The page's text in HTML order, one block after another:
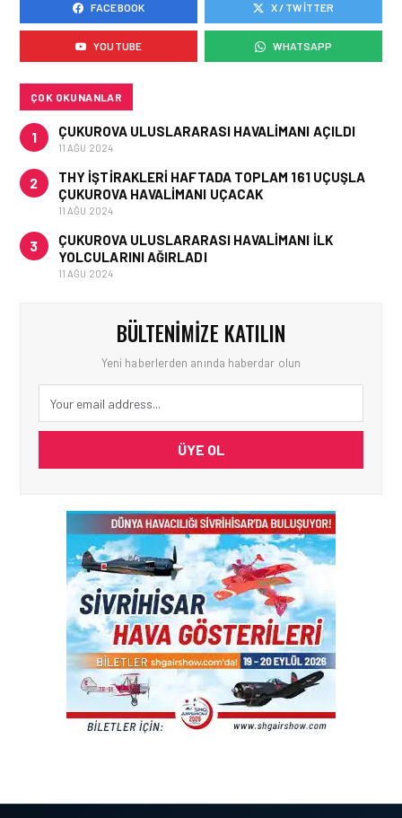
HAVAALANI • 05 AĞU 2026
ISG’NIN TERMINAL
MEMURLARINDAN CAN
KURTARAN HAMLE
FACEBOOK X / TWITTER
YOUTUBE WHATSAPP
ÇOK OKUNANLAR
1 ÇUKUROVA ULUSLARARASI HAVALIMANI AÇILDI
11 AĞU 2024
2
THY IŞTIRAKLERI HAFTADA TOPLAM 161 UÇUŞLA
ÇUKUROVA HAVALIMANI UÇACAK
11 AĞU 2024
3
ÇUKUROVA ULUSLARARASI HAVALIMANI İLK
YOLCULARINI AĞIRLADI
11 AĞU 2024
BÜLTENIMIZE KATILIN
Yeni haberlerden anında haberdar olun
ÜYE OL